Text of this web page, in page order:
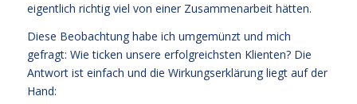
eigentlich richtig viel von einer Zusammenarbeit hätten.
Diese Beobachtung habe ich umgemünzt und mich
gefragt: Wie ticken unsere erfolgreichsten Klienten? Die
Antwort ist einfach und die Wirkungserklärung liegt auf der
Hand: